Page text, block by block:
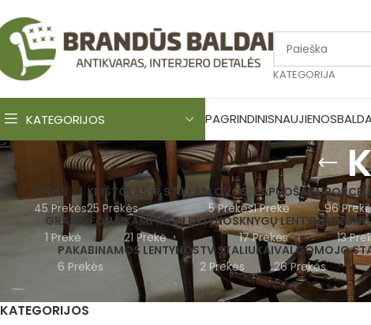
KATEGORIJA
KATEGORIJOS PAGRINDINISNAUJIENOS
KĖDĖS
45 Prekės
KRIŠTOLAS IR STIKLAS
25 Prekės
LOVOS
5 Prekės
PAPUOŠALAI
1 Prekė
96
GRAMOFONAI
1 Prekė
KAMPINĖS LENTYNOS
21 Prekė
KNYGŲ LENTYNOS
17 Prekės
13
PAKABINAMOS LENTYNOS
6 Prekės
TV STALIUKAI
2 Prekės
VALGOMOJO
26 Prekės
KATEGORIJOS